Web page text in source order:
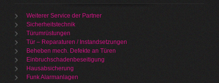
Weiterer Service der Partner
Sicherheitstechnik
Türumrüstungen
Tür – Reparaturen / Instandsetzungen
Beheben mech. Defekte an Türen
Einbruchschadenbeseitigung
Hausabsicherung
Funk Alarmanlagen